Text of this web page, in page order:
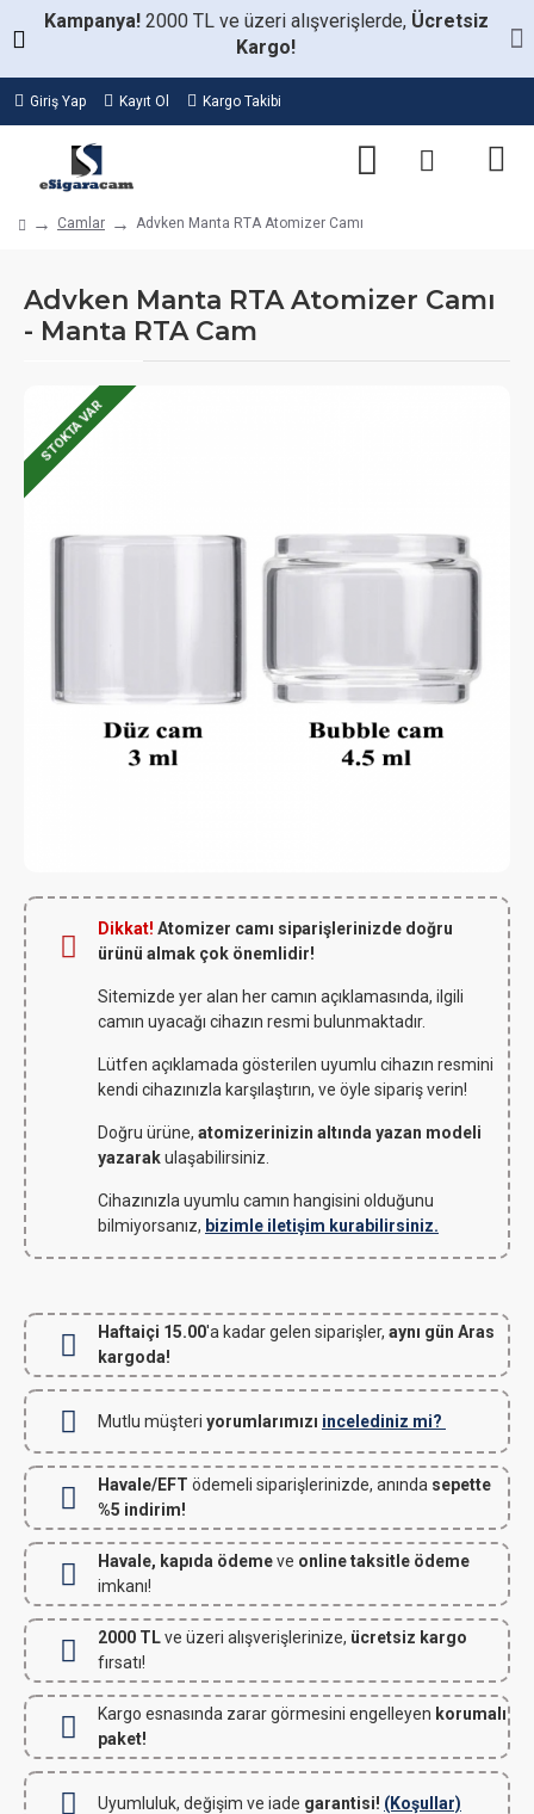
Kampanya! 2000 TL ve üzeri alışverişlerde, Ücretsiz
Kargo!
Giriş Yap Kayıt Ol Kargo Takibi
Camlar Advken Manta RTA Atomizer Camı
Advken Manta RTA Atomizer Camı
- Manta RTA Cam
STOKTA VAR
Dikkat! Atomizer camı siparişlerinizde doğru
ürünü almak çok önemlidir!
Sitemizde yer alan her camın açıklamasında, ilgili
camın uyacağı cihazın resmi bulunmaktadır.
Lütfen açıklamada gösterilen uyumlu cihazın resmini
kendi cihazınızla karşılaştırın, ve öyle sipariş verin!
Doğru ürüne, atomizerinizin altında yazan modeli
yazarakulaşabilirsiniz.
Cihazınızla uyumlu camın hangisini olduğunu
bilmiyorsanız, bizimle iletişim kurabilirsiniz.
Haftaiçi 15.00'a kadar gelen siparişler, aynı gün Aras
kargoda!
Mutlu müşteri yorumlarımızı incelediniz mi?
Havale/EFT ödemeli siparişlerinizde, anında sepette
%5 indirim!
Havale, kapıda ödemeve online taksitle ödeme
imkanı!
2000 TLve üzeri alışverişlerinize, ücretsiz kargo
fırsatı!
Kargo esnasında zarar görmesini engelleyen korumalı
paket!
Uyumluluk, değişim ve iade garantisi! (Koşullar)